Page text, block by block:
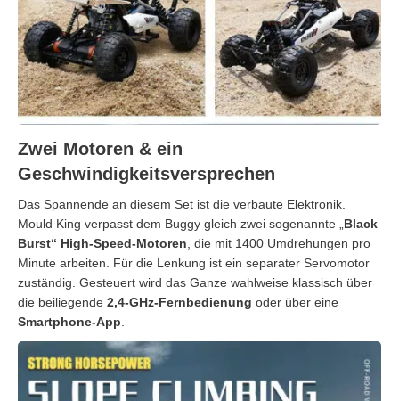
Zwei Motoren & ein
Geschwindigkeitsversprechen
Das Spannende an diesem Set ist die verbaute Elektronik.
Mould King verpasst dem Buggy gleich zwei sogenannte „ Black
Burst“ High-Speed-Motoren , die mit 1400 Umdrehungen pro
Minute arbeiten. Für die Lenkung ist ein separater Servomotor
zuständig. Gesteuert wird das Ganze wahlweise klassisch über
die beiliegende 2,4-GHz-Fernbedienung oder über eine
Smartphone-App